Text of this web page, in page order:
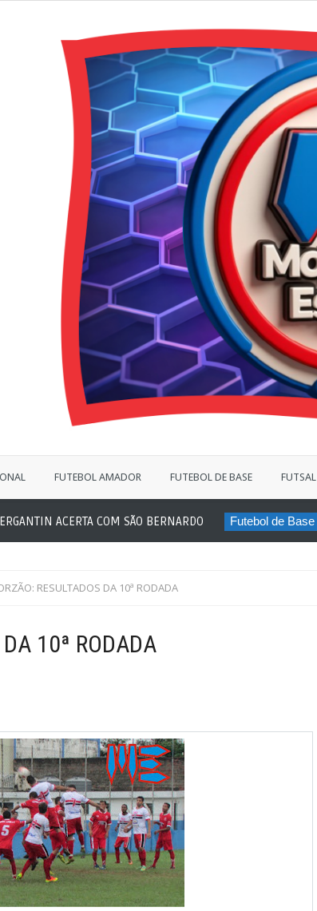
FUTEBOL AMADOR FUTEBOL DE BASE FUTSAL
ACERTA COM SÃO BERNARDO Futebol de Base
RESULTADOS DA 10ª RODADA
10ª RODADA